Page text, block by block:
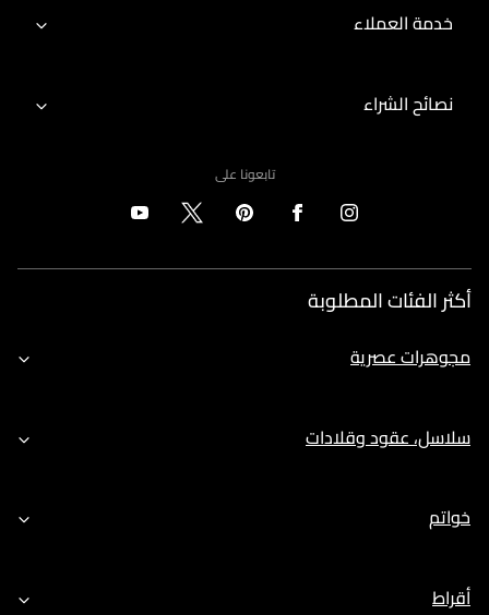
خدمة العملاء
نصائح الشراء
تابعونا على
أكثر الفئات المطلوبة
مجوهرات عصرية
سلاسل، عقود وقلادات
خواتم
أقراط